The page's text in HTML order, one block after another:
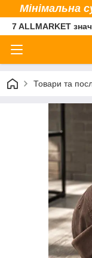
Мінімальна
7 ALLMARKET
Товари та